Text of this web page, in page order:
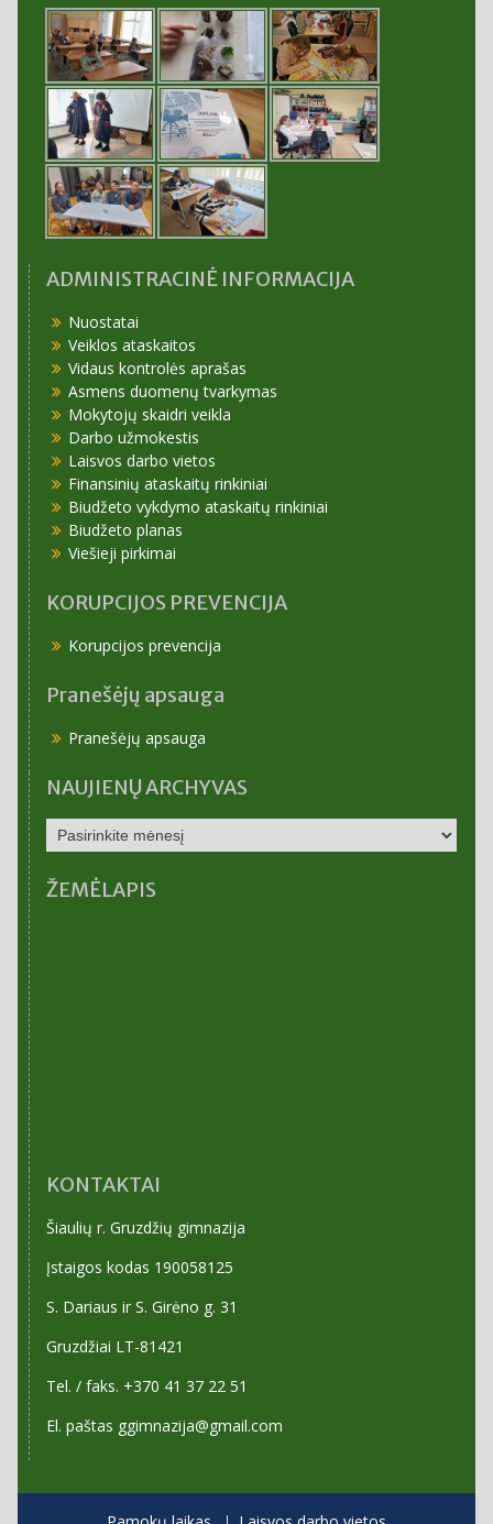
ADMINISTRACINĖ INFORMACIJA
Nuostatai
Veiklos ataskaitos
Vidaus kontrolės aprašas
Asmens duomenų tvarkymas
Mokytojų skaidri veikla
Darbo užmokestis
Laisvos darbo vietos
Finansinių ataskaitų rinkiniai
Biudžeto vykdymo ataskaitų rinkiniai
Biudžeto planas
Viešieji pirkimai
KORUPCIJOS PREVENCIJA
Korupcijos prevencija
Pranešėjų apsauga
Pranešėjų apsauga
NAUJIENŲ ARCHYVAS
NAUJIENŲ
ARCHYVAS
ŽEMĖLAPIS
KONTAKTAI
Šiaulių r. Gruzdžių gimnazija
Įstaigos kodas 190058125
S. Dariaus ir S. Girėno g. 31
Gruzdžiai LT-81421
Tel. / faks. +370 41 37 22 51
El. paštas ggimnazija@gmail.com